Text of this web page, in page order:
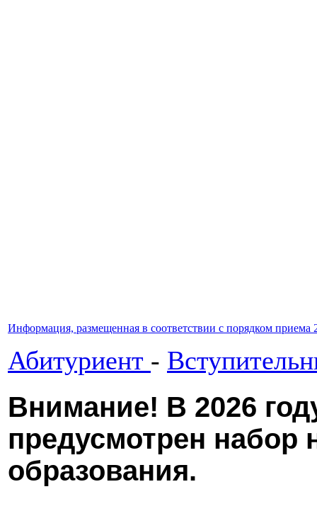
Информация, размещенная в соответствии с порядком приема
Абитуриент -
Внимание! В 2026
предусмотрен
образования.